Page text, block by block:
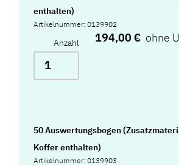
enthalten)
Artikelnummer: 0139902
Anzahl 194,00 €
50 Auswertungsbogen
Koffer enthalten)
Artikelnummer: 0139903